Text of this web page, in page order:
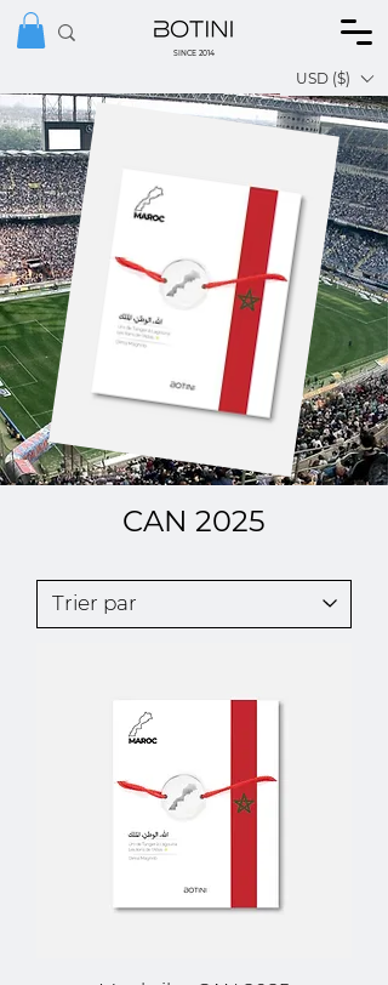
USD ($)
SINCE 2014
CAN 2025